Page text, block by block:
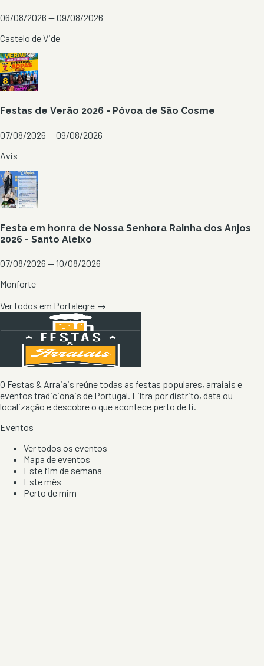
06/08/2026 — 09/08/2026
Castelo de Vide
Festas de Verão 2026 - Póvoa de São Cosme
07/08/2026 — 09/08/2026
Avis
Festa em honra de Nossa Senhora Rainha dos Anjos
2026 - Santo Aleixo
07/08/2026 — 10/08/2026
Monforte
Ver todos em Portalegre →
O Festas & Arraiais reúne todas as festas populares, arraiais e
eventos tradicionais de Portugal. Filtra por distrito, data ou
localização e descobre o que acontece perto de ti.
Eventos
Ver todos os eventos
Mapa de eventos
Este fim de semana
Este mês
Perto de mim